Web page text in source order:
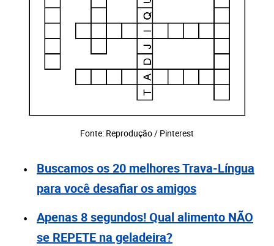
Fonte: Reprodução / Pinterest
Buscamos os 20 melhores Trava-Língua
para você desafiar os amigos
Apenas 8 segundos! Qual alimento NÃO
se REPETE na geladeira?